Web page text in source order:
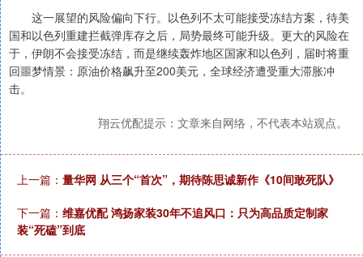
这一展望的风险偏向下行。以色列不太可能接受冻结方案，待美
国和以色列重建拦截弹库存之后，局势最终可能升级。更大的风险在
于，伊朗不会接受冻结，而是继续轰炸地区国家和以色列，届时将重
回噩梦情景：原油价格飙升至200美元，全球经济遭受重大滞胀冲
击。
翔云优配提示：文章来自网络，不代表本站观点。
上一篇： 量华网 从三个“首次”，期待陈思诚新作《10间敢死队》
下一篇： 维嘉优配 鸿扬家装30年不追风口：只为高品质定制家
装“死磕”到底